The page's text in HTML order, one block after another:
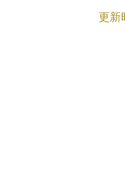
更新